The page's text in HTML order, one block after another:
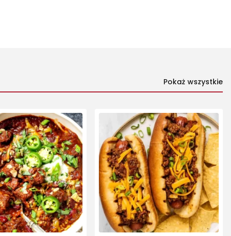
Pokaż wszystkie